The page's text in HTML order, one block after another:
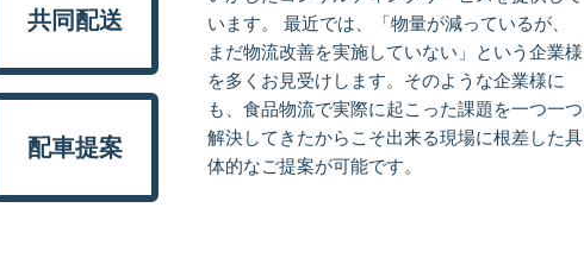
共同配送
配車提案
います。 最近では、「物量が減っているが、
まだ物流改善を実施していない」という企業様
を多くお見受けします。そのような企業様に
も、食品物流で実際に起こった課題を一つ一つ
解決してきたからこそ出来る現場に根差した具
体的なご提案が可能です。